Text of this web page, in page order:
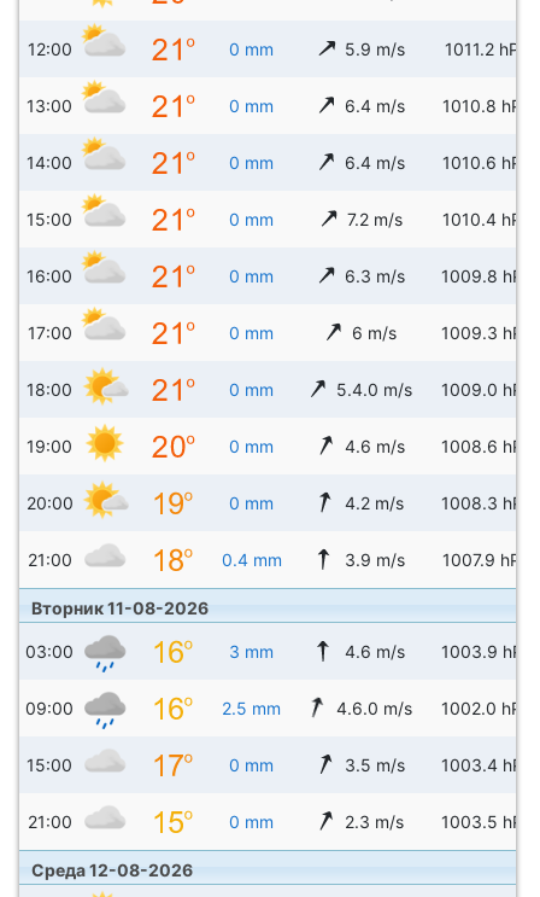
12:00 0 mm 5.9 m/s 1011.2 hPa
13:00 0 mm 6.4 m/s 1010.8 hPa
14:00 0 mm 6.4 m/s 1010.6 hPa
15:00 0 mm 7.2 m/s 1010.4 hPa
16:00 0 mm 6.3 m/s 1009.8 hPa
17:00 0 mm 6 m/s 1009.3 hPa
18:00 0 mm 5.4.0 m/s 1009.0 hPa
19:00 0 mm 4.6 m/s 1008.6 hPa
20:00 0 mm 4.2 m/s 1008.3 hPa
21:00 0.4 mm 3.9 m/s 1007.9 hPa
Вторник 11-08-2026
03:00 3 mm 4.6 m/s 1003.9 hPa
09:00 2.5 mm 4.6.0 m/s 1002.0 hPa
15:00 0 mm 3.5 m/s 1003.4 hPa
21:00 0 mm 2.3 m/s 1003.5 hPa
Среда 12-08-2026